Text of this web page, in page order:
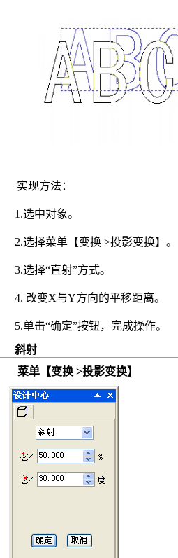
实现方法：
1.选中对象。
2.选择菜单【变换 >投影变换】。
3.选择“直射”方式。
4. 改变X与Y方向的平移距离。
5.单击“确定”按钮，完成操作。
斜射
菜单【变换 >投影变换】